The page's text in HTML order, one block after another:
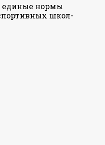
единые нормы
школ-